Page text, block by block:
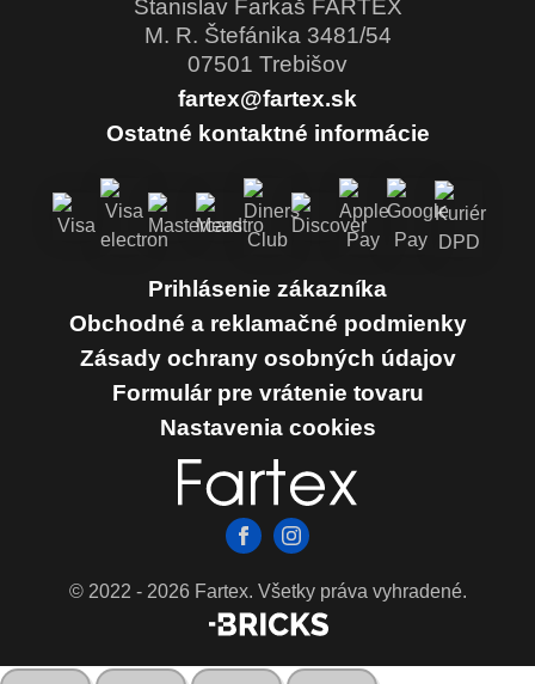
© 2022 - 2026 Fartex. Všetky práva vyhradené.
Prihlásenie zákazníka
Obchodné a reklamačné podmienky
Zásady ochrany osobných údajov
Formulár pre vrátenie tovaru
Nastavenia cookies
Stanislav Farkaš FARTEX
M. R. Štefánika 3481/54
07501 Trebišov
fartex@fartex.sk
Ostatné kontaktné informácie